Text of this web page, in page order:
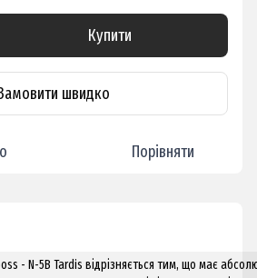
Купити
швидко
Порівняти
- N-5B Tardis відрізняється тим, що має